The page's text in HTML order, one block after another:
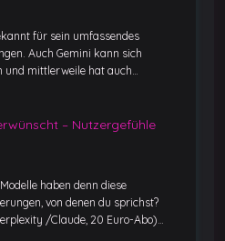
für sein umfassendes
Auch Gemini kann sich
und mittlerweile hat auch…
– Nutzergefühle
haben denn diese
von denen du sprichst?
/Claude, 20 Euro-Abo)…